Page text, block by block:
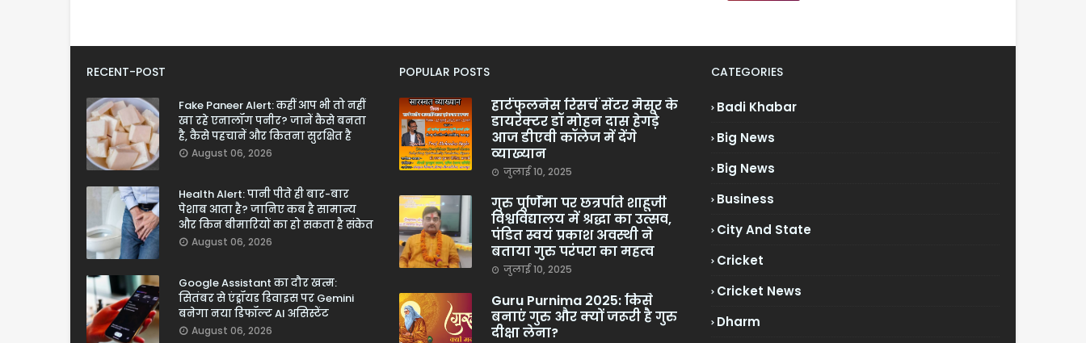
RECENT-POST
Fake Paneer Alert: कहीं आप भी तो नहीं
खा रहे एनालॉग पनीर? जानें कैसे बनता
है, कैसे पहचानें और कितना सुरक्षित है
August 06, 2026
Health Alert: पानी पीते ही बार-बार
पेशाब आता है? जानिए कब है सामान्य
और किन बीमारियों का हो सकता है संकेत
August 06, 2026
Google Assistant का दौर खत्म:
सितंबर से एंड्रॉयड डिवाइस पर Gemini
बनेगा नया डिफॉल्ट AI असिस्टेंट
August 06, 2026
POPULAR POSTS
हार्टफुलनेस रिसर्च सेंटर मैसूर के
डायरेक्टर डॉ मोहन दास हेगड़े
आज डीएवी कॉलेज में देंगे
व्याख्यान
जुलाई 10, 2025
गुरु पूर्णिमा पर छत्रपति शाहूजी
विश्वविद्यालय में श्रद्धा का उत्सव,
पंडित स्वयं प्रकाश अवस्थी ने
बताया गुरु परंपरा का महत्व
जुलाई 10, 2025
Guru Purnima 2025: किसे
बनाएं गुरु और क्यों जरूरी है गुरु
दीक्षा लेना?
CATEGORIES
Badi Khabar
Big News
Big News
Business
City And State
Cricket
Cricket News
Dharm